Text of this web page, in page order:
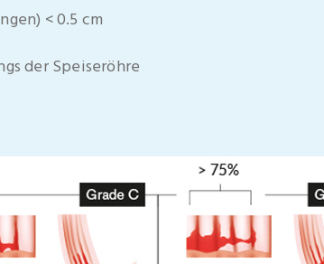
< 0.5 cm
der Speiseröhre